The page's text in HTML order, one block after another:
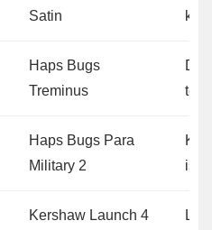
Satin
Haps Bugs
Treminus
Haps Bugs Para
Military 2
Kershaw Launch 4